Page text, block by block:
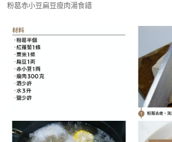
粉葛赤小豆扁豆瘦肉湯食譜